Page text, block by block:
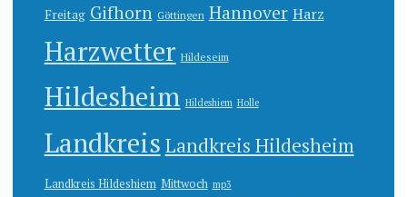
Freitag Gifhorn Göttingen Hannover Harz
Harzwetter Hildeseim
Hildesheim Hildeshiem Holle
Landkreis Landkreis Hildesheim
Landkreis Hildeshiem Mittwoch mp3